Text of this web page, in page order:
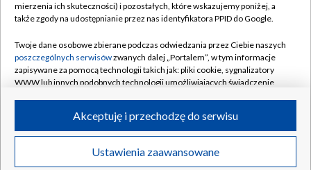
Naziemna Telewizja Cyfrowa
Rada Programowa
System NOS
Informacje o nadawcy
Program dla prasy
Ogłoszenie przetargowe
Pomoc
Kontakt
Kanały
©2026 Telewizja Polska S.A. w likwidacji
mierzenia ich skuteczności) i pozostałych, które wskazujemy poniżej, a
także zgody na udostępnianie przez nas identyfikatora PPID do Google.
Twoje dane osobowe zbierane podczas odwiedzania przez Ciebie naszych
poszczególnych serwisówzwanych dalej „Portalem”, w tym informacje
zapisywane za pomocą technologii takich jak: pliki cookie, sygnalizatory
WWW lub innych podobnych technologii umożliwiających świadczenie
ruchu w Internecie.
Twoje dane osobowe zbierane podczas odwiedzania przez Ciebie
poszczególnych serwisówna Portalu, takie jak adresy IP, identyfikatory
Ustawienia zaawansowane
Akceptuję i przechodzę do serwisu